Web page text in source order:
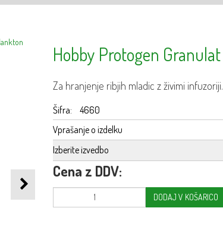
Hobby Protogen Granulat
Za hranjenje ribjih mladic z živimi infuzoriji.
Šifra:
4660
Vprašanje o izdelku
Izberite izvedbo
Cena z DDV:
DODAJ V KOŠARICO